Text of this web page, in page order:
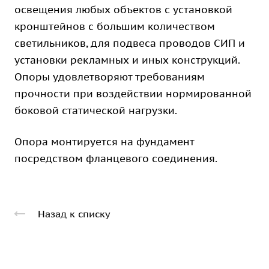
освещения любых объектов с установкой
кронштейнов с большим количеством
светильников, для подвеса проводов СИП и
установки рекламных и иных конструкций.
Опоры удовлетворяют требованиям
прочности при воздействии нормированной
боковой статической нагрузки.
Опора монтируется на фундамент
посредством фланцевого соединения.
Назад к списку